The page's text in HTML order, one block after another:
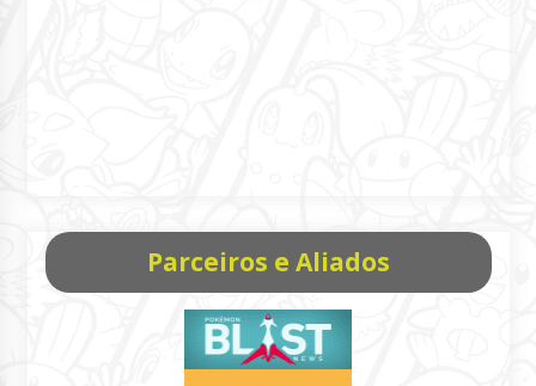
Parceiros e Aliados